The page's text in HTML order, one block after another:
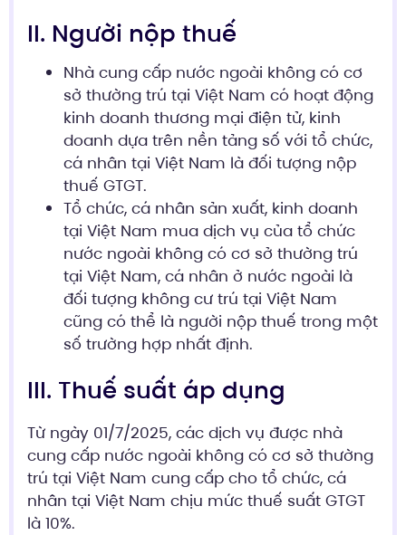
II. Người nộp thuế
Nhà cung cấp nước ngoài không có cơ
sở thường trú tại Việt Nam có hoạt động
kinh doanh thương mại điện tử, kinh
doanh dựa trên nền tảng số với tổ chức,
cá nhân tại Việt Nam là đối tượng nộp
thuế GTGT.
Tổ chức, cá nhân sản xuất, kinh doanh
tại Việt Nam mua dịch vụ của tổ chức
nước ngoài không có cơ sở thường trú
tại Việt Nam, cá nhân ở nước ngoài là
đối tượng không cư trú tại Việt Nam
cũng có thể là người nộp thuế trong một
số trường hợp nhất định.
III. Thuế suất áp dụng
Từ ngày 01/7/2025, các dịch vụ được nhà
cung cấp nước ngoài không có cơ sở thường
trú tại Việt Nam cung cấp cho tổ chức, cá
nhân tại Việt Nam chịu mức thuế suất GTGT
là 10%.